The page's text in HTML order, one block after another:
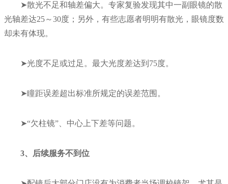
➤散光不足和轴差偏大。专家复验发现其中一副眼镜的散
光轴差达25～30度；另外，有些志愿者明明有散光，眼镜度数
却未有体现。
➤光度不足或过足。最大光度差达到75度。
➤瞳距误差超出标准所规定的误差范围。
➤“欠柱镜”、中心上下差等问题。
3、后续服务不到位